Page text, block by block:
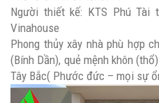
Người thiết kế: KTS Phú
Vinahouse
Phong thủy xây nhà phù hợp
(Bính Dần), quẻ mệnh khôn
Tây Bắc( Phước đức – mọi sự